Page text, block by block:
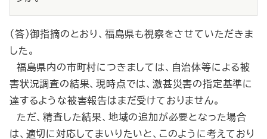
（答）御指摘のとおり、福島県も視察をさせていただきま
した。
福島県内の市町村につきましては、自治体等による被
害状況調査の結果、現時点では、激甚災害の指定基準に
達するような被害報告はまだ受けておりません。
ただ、精査した結果、地域の追加が必要となった場合
は、適切に対応してまいりたいと、このように考えており